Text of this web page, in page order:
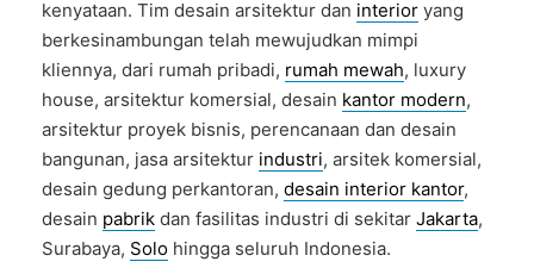
kenyataan. Tim desain arsitektur dan interior yang
berkesinambungan telah mewujudkan mimpi
kliennya, dari rumah pribadi, rumah mewah, luxury
house, arsitektur komersial, desain kantor modern,
arsitektur proyek bisnis, perencanaan dan desain
bangunan, jasa arsitektur industri, arsitek komersial,
desain gedung perkantoran, desain interior kantor,
desain pabrik dan fasilitas industri di sekitar Jakarta,
Surabaya, Solo hingga seluruh Indonesia.